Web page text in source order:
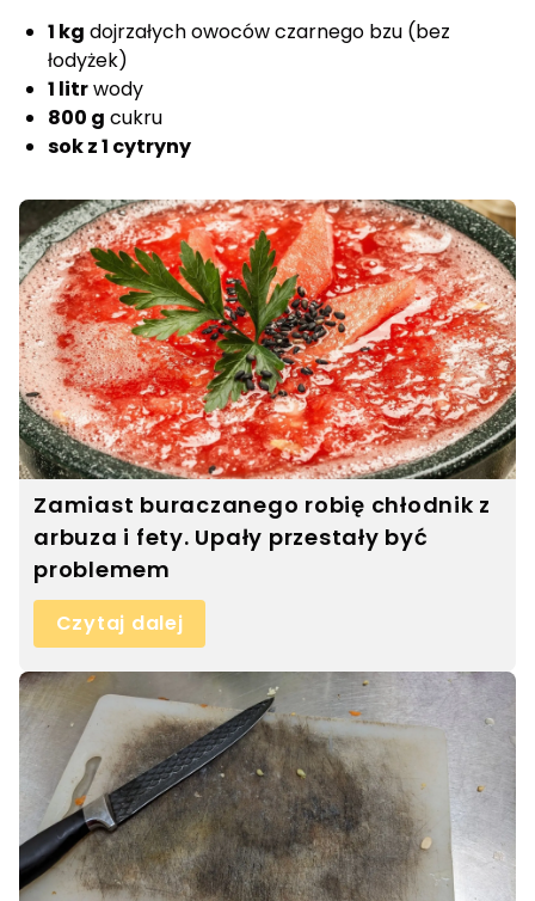
1 kg dojrzałych owoców czarnego bzu (bez
łodyżek)
1 litrwody
800 g cukru
sok z 1 cytryny
Zamiast buraczanego robię chłodnik z
arbuza i fety. Upały przestały być
problemem
Czytaj dalej